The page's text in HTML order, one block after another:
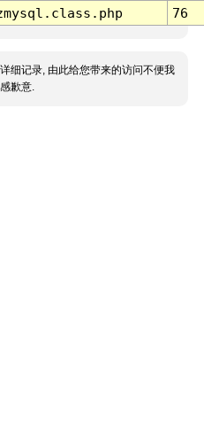
76
细记录, 由此给您带来的访问不便我
歉意.